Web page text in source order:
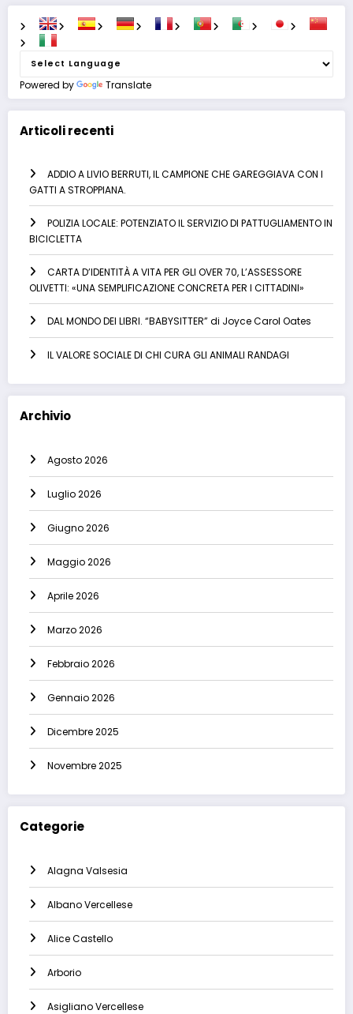
Powered by Translate
Articoli recenti
ADDIO A LIVIO BERRUTI, IL CAMPIONE CHE GAREGGIAVA CON I
GATTI A STROPPIANA.
POLIZIA LOCALE: POTENZIATO IL SERVIZIO DI PATTUGLIAMENTO IN
BICICLETTA
CARTA D’IDENTITÀ A VITA PER GLI OVER 70, L’ASSESSORE
OLIVETTI: «UNA SEMPLIFICAZIONE CONCRETA PER I CITTADINI»
DAL MONDO DEI LIBRI. “BABYSITTER” di Joyce Carol Oates
IL VALORE SOCIALE DI CHI CURA GLI ANIMALI RANDAGI
Archivio
Agosto 2026
Luglio 2026
Giugno 2026
Maggio 2026
Aprile 2026
Marzo 2026
Febbraio 2026
Gennaio 2026
Dicembre 2025
Novembre 2025
Categorie
Alagna Valsesia
Albano Vercellese
Alice Castello
Arborio
Asigliano Vercellese